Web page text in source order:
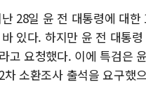
28일 윤 전 대통령에 대
있다. 하지만 윤 전 대통
고 요청했다. 이에 특검은
차 소환조사 출석을 요구했